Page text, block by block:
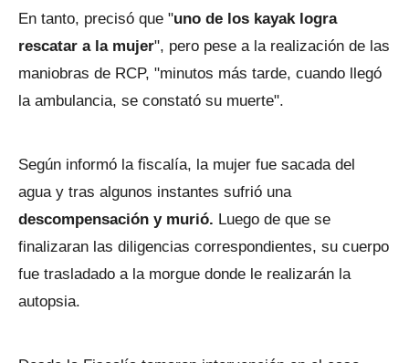
En tanto, precisó que "uno de los kayak logra
rescatar a la mujer", pero pese a la realización de las
maniobras de RCP, "minutos más tarde, cuando llegó
la ambulancia, se constató su muerte".
Según informó la fiscalía, la mujer fue sacada del
agua y tras algunos instantes sufrió una
descompensación y murió. Luego de que se
finalizaran las diligencias correspondientes, su cuerpo
fue trasladado a la morgue donde le realizarán la
autopsia.